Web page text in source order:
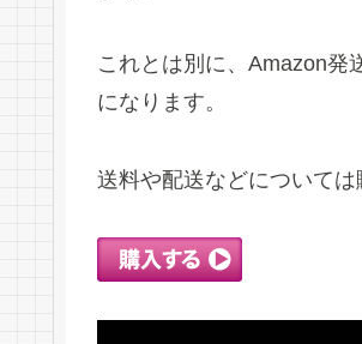
これとは別に、Amazon発
になります。
送料や配送などについて